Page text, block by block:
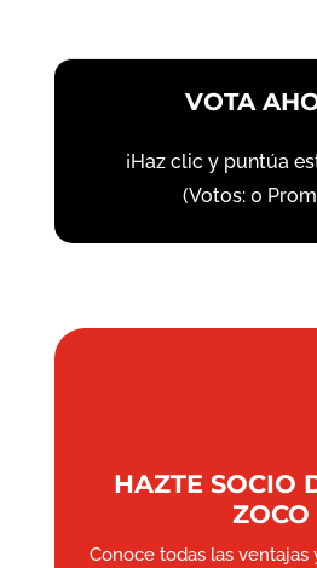
VOTA
¡Haz clic y puntúa
(Votos: 0
HAZTE SOCIO
ZOCO
Conoce todas las ventajas